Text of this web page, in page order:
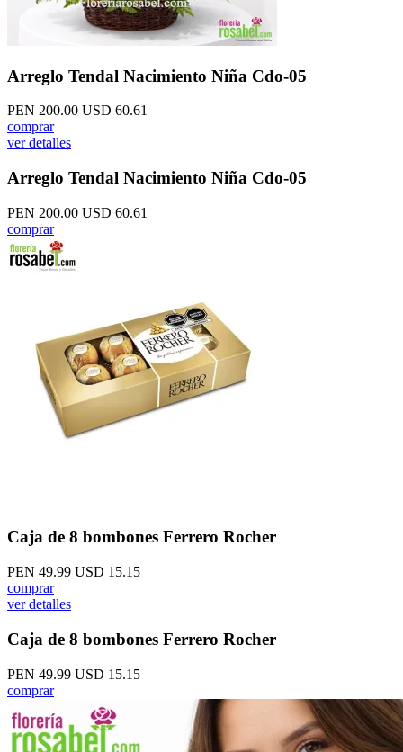
Arreglo Tendal Nacimiento Niña Cdo-05
PEN 200.00 USD 60.61
comprar
ver detalles
Arreglo Tendal Nacimiento Niña Cdo-05
PEN 200.00 USD 60.61
comprar
Caja de 8 bombones Ferrero Rocher
PEN 49.99 USD 15.15
comprar
ver detalles
Caja de 8 bombones Ferrero Rocher
PEN 49.99 USD 15.15
comprar